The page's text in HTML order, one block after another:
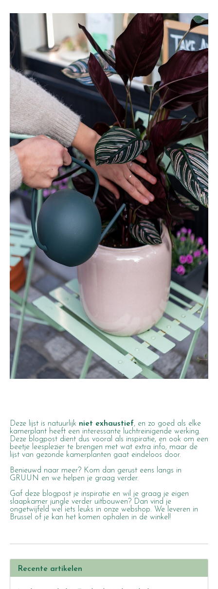
Deze lijst is natuurlijk niet exhaustief, en zo goed als elke
kamerplant heeft een interessante luchtreinigende werking.
Deze blogpost dient dus vooral als inspiratie, en ook om een
beetje leesplezier te brengen met wat extra info, maar de
lijst van gezonde kamerplanten gaat eindeloos door.
Benieuwd naar meer? Kom dan gerust eens langs in
GRUUN en we helpen je graag verder.
Gaf deze blogpost je inspiratie en wil je graag je eigen
slaapkamer jungle verder uitbouwen? Dan vind je
ongetwijfeld wel iets leuks in onze webshop. We leveren in
Brussel of je kan het komen ophalen in de winkel!
Recente artikelen